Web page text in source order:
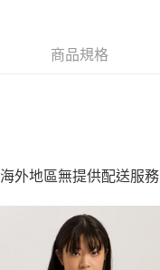
商品規格
海外地區無提供配送服務